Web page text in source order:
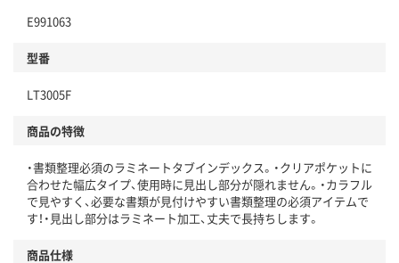
E991063
型番
LT3005F
商品の特徴
・書類整理必須のラミネートタブインデックス。・クリアポケットに
合わせた幅広タイプ、使用時に見出し部分が隠れません。・カラフル
で見やすく、必要な書類が見付けやすい書類整理の必須アイテムで
す！・見出し部分はラミネート加工、丈夫で長持ちします。
商品仕様